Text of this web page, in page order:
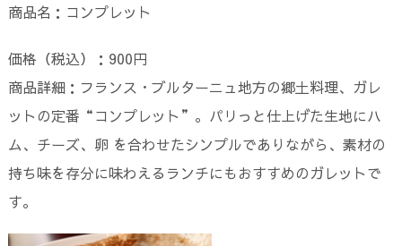
商品名：コンプレット
価格（税込）：900円
商品詳細：フランス・ブルターニュ地方の郷土料理、ガレ
ットの定番“コンプレット”。パリっと仕上げた生地にハ
ム、チーズ、卵 を合わせたシンプルでありながら、素材の
持ち味を存分に味わえるランチにもおすすめのガレットで
す。